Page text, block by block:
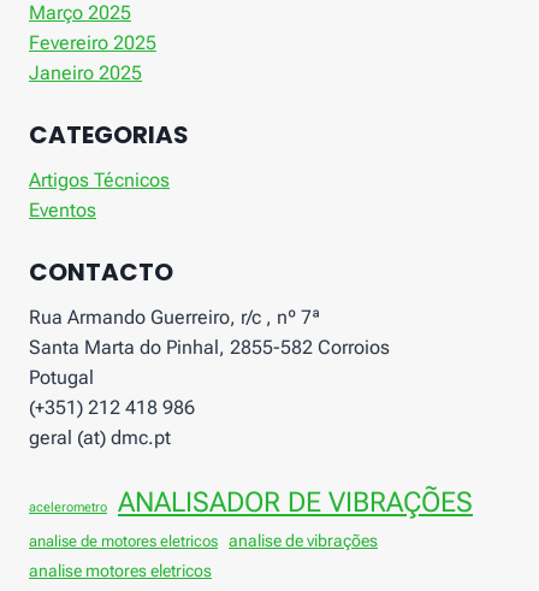
Março 2025
Fevereiro 2025
Janeiro 2025
CATEGORIAS
Artigos Técnicos
Eventos
CONTACTO
Rua Armando Guerreiro, r/c , nº 7ª
Santa Marta do Pinhal, 2855-582 Corroios
Potugal
(+351) 212 418 986
geral (at) dmc.pt
acelerometro ANALISADOR DE VIBRAÇÕES
analise de motores eletricos analise de vibrações
analise motores eletricos